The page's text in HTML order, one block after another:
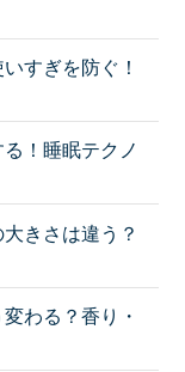
すぎを防ぐ！
！睡眠テクノ
きさは違う？
わる？香り・